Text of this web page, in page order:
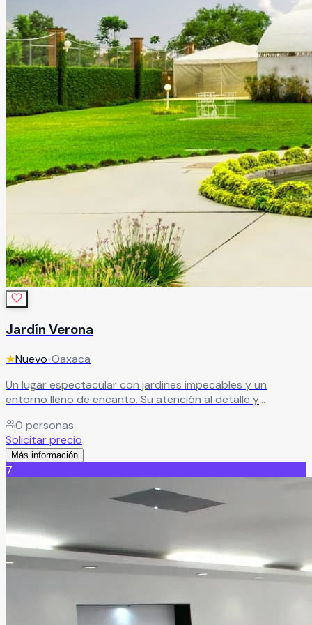
Jardín Verona
★Nuevo•Oaxaca
Un lugar espectacular con jardines impecables y un
entorno lleno de encanto. Su atención al detalle y
para eventos que buscan elegancia, belleza y una
experiencia inolvidable.
0 personas
Solicitar precio
Más información
7